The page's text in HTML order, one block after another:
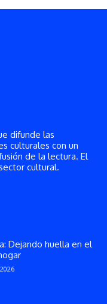
difunde las
culturales con un
de la lectura. El
cultural.
Dejando huella en el